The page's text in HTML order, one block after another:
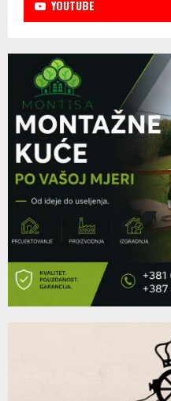
YOUTUBE